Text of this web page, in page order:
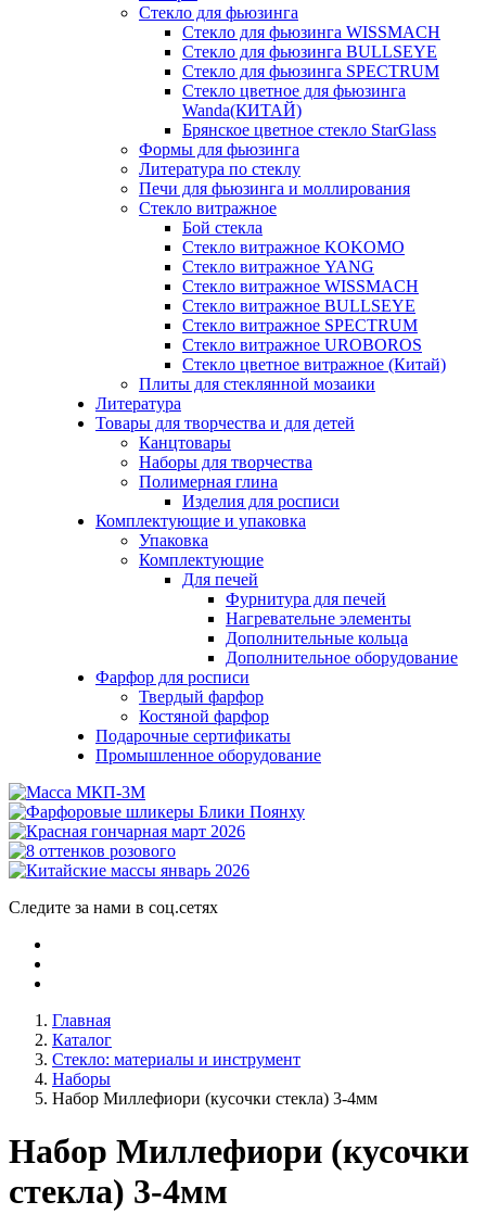
Стекло для фьюзинга
Стекло для фьюзинга WISSMACH
Стекло для фьюзинга BULLSEYE
Стекло для фьюзинга SPECTRUM
Стекло цветное для фьюзинга
Wanda(КИТАЙ)
Брянское цветное стекло StarGlass
Формы для фьюзинга
Литература по стеклу
Печи для фьюзинга и моллирования
Стекло витражное
Бой стекла
Стекло витражное KOKOMO
Стекло витражное YANG
Стекло витражное WISSMACH
Стекло витражное BULLSEYE
Стекло витражное SPECTRUM
Стекло витражное UROBOROS
Стекло цветное витражное (Китай)
Плиты для стеклянной мозаики
Литература
Товары для творчества и для детей
Канцтовары
Наборы для творчества
Полимерная глина
Изделия для росписи
Комплектующие и упаковка
Упаковка
Комплектующие
Для печей
Фурнитура для печей
Нагревательне элементы
Дополнительные кольца
Дополнительное оборудование
Фарфор для росписи
Твердый фарфор
Костяной фарфор
Подарочные сертификаты
Промышленное оборудование
Следите за нами в соц.сетях
Главная
Каталог
Стекло: материалы и инструмент
Наборы
Набор Миллефиори (кусочки стекла) 3-4мм
Набор Миллефиори (кусочки
стекла) 3-4мм